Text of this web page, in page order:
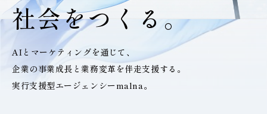
社会をつくる。
AIとマーケティングを通じて、
企業の事業成長と業務変革を伴走支援する。
実行支援型エージェンシーmalna。